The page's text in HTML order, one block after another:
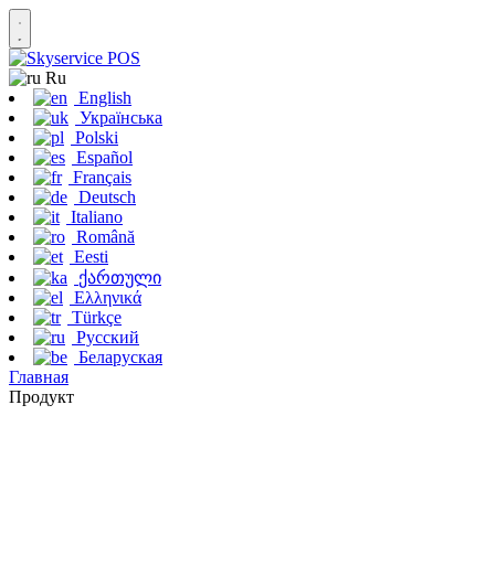
Ru
English
Українська
Polski
Español
Français
Deutsch
Italiano
Română
Eesti
ქართული
Ελληνικά
Türkçe
Русский
Беларуская
Главная
Продукт